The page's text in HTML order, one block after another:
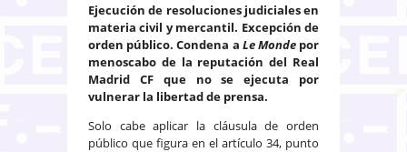
Ejecución de resoluciones judiciales en
materia civil y mercantil. Excepción de
orden público. Condena a Le Mondepor
menoscabo de la reputación del Real
Madrid CF que no se ejecuta por
vulnerar la libertad de prensa.
Solo cabe aplicar la cláusula de orden
público que figura en el artículo 34, punto